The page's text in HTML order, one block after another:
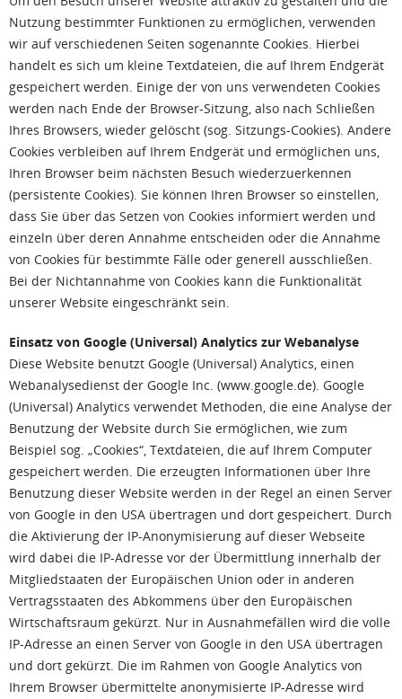
Nutzung bestimmter Funktionen zu ermöglichen, verwenden
wir auf verschiedenen Seiten sogenannte Cookies. Hierbei
handelt es sich um kleine Textdateien, die auf Ihrem Endgerät
gespeichert werden. Einige der von uns verwendeten Cookies
werden nach Ende der Browser-Sitzung, also nach Schließen
Ihres Browsers, wieder gelöscht (sog. Sitzungs-Cookies). Andere
Cookies verbleiben auf Ihrem Endgerät und ermöglichen uns,
Ihren Browser beim nächsten Besuch wiederzuerkennen
(persistente Cookies). Sie können Ihren Browser so einstellen,
dass Sie über das Setzen von Cookies informiert werden und
einzeln über deren Annahme entscheiden oder die Annahme
von Cookies für bestimmte Fälle oder generell ausschließen.
Bei der Nichtannahme von Cookies kann die Funktionalität
unserer Website eingeschränkt sein.
Einsatz von Google (Universal) Analytics zur Webanalyse
Diese Website benutzt Google (Universal) Analytics, einen
Webanalysedienst der Google Inc. (www.google.de). Google
(Universal) Analytics verwendet Methoden, die eine Analyse der
Benutzung der Website durch Sie ermöglichen, wie zum
Beispiel sog. „Cookies“, Textdateien, die auf Ihrem Computer
gespeichert werden. Die erzeugten Informationen über Ihre
Benutzung dieser Website werden in der Regel an einen Server
von Google in den USA übertragen und dort gespeichert. Durch
die Aktivierung der IP-Anonymisierung auf dieser Webseite
wird dabei die IP-Adresse vor der Übermittlung innerhalb der
Mitgliedstaaten der Europäischen Union oder in anderen
Vertragsstaaten des Abkommens über den Europäischen
Wirtschaftsraum gekürzt. Nur in Ausnahmefällen wird die volle
IP-Adresse an einen Server von Google in den USA übertragen
und dort gekürzt. Die im Rahmen von Google Analytics von
Ihrem Browser übermittelte anonymisierte IP-Adresse wird